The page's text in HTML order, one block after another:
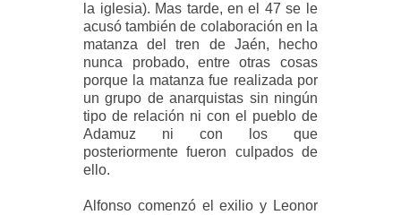
la iglesia). Mas tarde, en el 47 se le
acusó también de colaboración en la
matanza del tren de Jaén, hecho
nunca probado, entre otras cosas
porque la matanza fue realizada por
un grupo de anarquistas sin ningún
tipo de relación ni con el pueblo de
Adamuz ni con los que
posteriormente fueron culpados de
ello.
Alfonso comenzó el exilio y Leonor